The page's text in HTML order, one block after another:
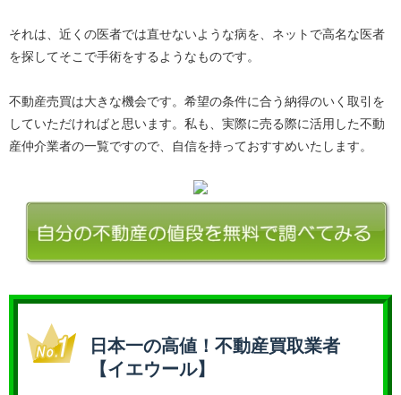
それは、近くの医者では直せないような病を、ネットで高名な医者
を探してそこで手術をするようなものです。
不動産売買は大きな機会です。希望の条件に合う納得のいく取引を
していただければと思います。私も、実際に売る際に活用した不動
産仲介業者の一覧ですので、自信を持っておすすめいたします。
日本一の高値！不動産買取業者
【イエウール】